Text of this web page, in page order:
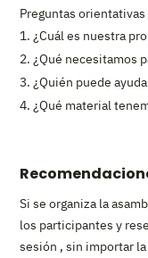
Preguntas
¿Cuál es nuestra
¿Qué necesitamos
¿Quién puede
¿Qué material
Si se organiza la
los participantes y
sesión , sin importar